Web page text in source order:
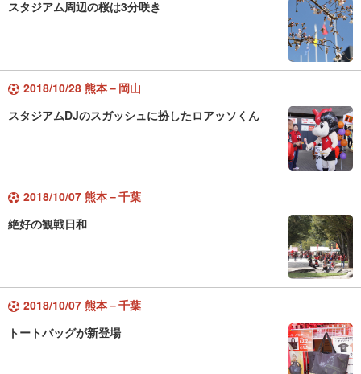
スタジアム周辺の桜は3分咲き
2018/10/28 熊本－岡山
スタジアムDJのスガッシュに扮したロアッソくん
2018/10/07 熊本－千葉
絶好の観戦日和
2018/10/07 熊本－千葉
トートバッグが新登場